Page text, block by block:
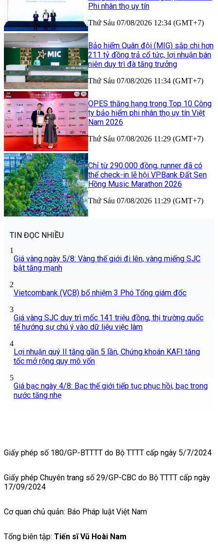
Phi nhân thọ uy tín
Thứ Sáu 07/08/2026 12:34 (GMT+7)
Bảo hiểm Quân đội (MIG) sắp chi hơn
211 tỷ đồng trả cổ tức, lợi nhuận bán
niên duy trì đà tăng trưởng
Thứ Sáu 07/08/2026 11:34 (GMT+7)
OPES thăng hạng trong Top 10 Công
ty bảo hiểm phi nhân thọ uy tín Việt
Nam 2026
Thứ Sáu 07/08/2026 11:29 (GMT+7)
Chỉ từ 290.000 đồng, runner đã có
thể check-in lễ hội VPBank Đất Sen
Hồng Music Marathon 2026
Thứ Sáu 07/08/2026 11:29 (GMT+7)
TIN ĐỌC NHIỀU
1
Giá vàng ngày 5/8: Vàng thế giới đi lên, vàng miếng SJC
bật tăng mạnh
2
Vietcombank (VCB) bổ nhiệm 3 Phó Tổng giám đốc
3
Giá vàng SJC duy trì mốc 141 triệu đồng, thị trường quốc
tế hướng sự chú ý vào dữ liệu việc làm
4
Lợi nhuận quý II tăng gần 5 lần, Chứng khoán KAFI tăng
tốc mở rộng quy mô vốn
5
Giá bạc ngày 4/8: Bạc thế giới tiếp tục phục hồi, bạc trong
nước tăng nhẹ
Giấy phép số 180/GP-BTTTT do Bộ TTTT cấp ngày 5/7/2024
Giấy phép Chuyên trang số 29/GP-CBC do Bộ TTTT cấp ngày
17/09/2024
Cơ quan chủ quản: Báo Pháp luật Việt Nam
Tổng biên tập: Tiến sĩ Vũ Hoài Nam